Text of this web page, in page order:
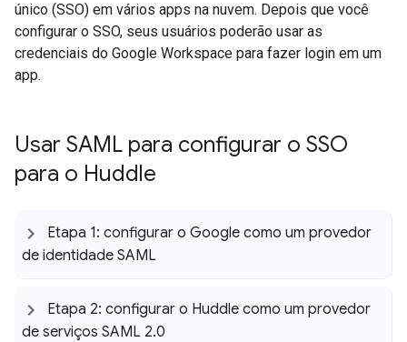
único (SSO) em vários apps na nuvem. Depois que você
configurar o SSO, seus usuários poderão usar as
credenciais do Google Workspace para fazer login em um
app.
Usar SAML para configurar o SSO
para o Huddle
Etapa 1: configurar o Google como um provedor
de identidade SAML
Etapa 2: configurar o Huddle como um provedor
de serviços SAML 2.0